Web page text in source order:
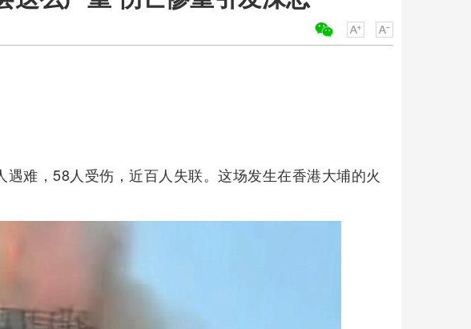
难，58人受伤，近百人失联。这场发生在香港大埔的火